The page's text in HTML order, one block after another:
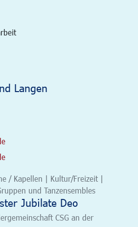
Langen
/ Kapellen | Kultur/Freizeit |
und Tanzensembles
Jubilate Deo
CSG an der